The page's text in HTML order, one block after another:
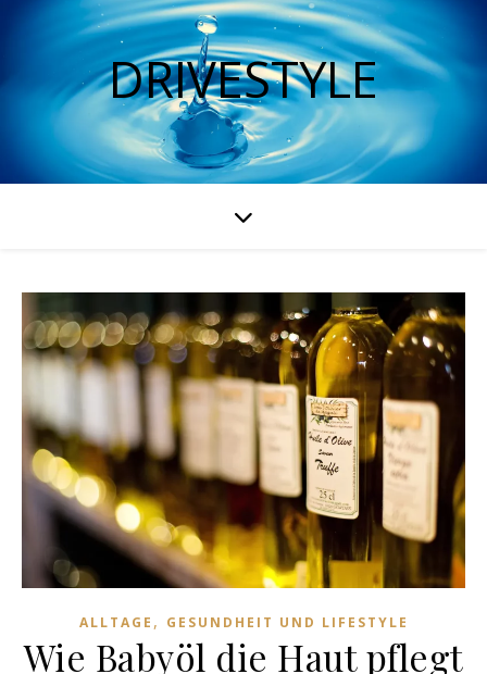
DRIVESTYLE
ALLTAGE , GESUNDHEIT UND LIFESTYLE
Wie Babyöl die Haut pflegt